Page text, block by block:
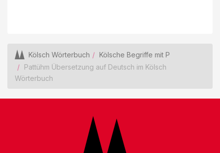
Kölsch Wörterbuch
Kölsche Begriffe mit P
Pattühm Übersetzung auf Deutsch im Kölsch
Wörterbuch